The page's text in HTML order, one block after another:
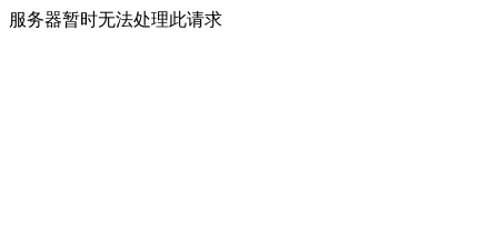
服务器暂时无法处理此请求